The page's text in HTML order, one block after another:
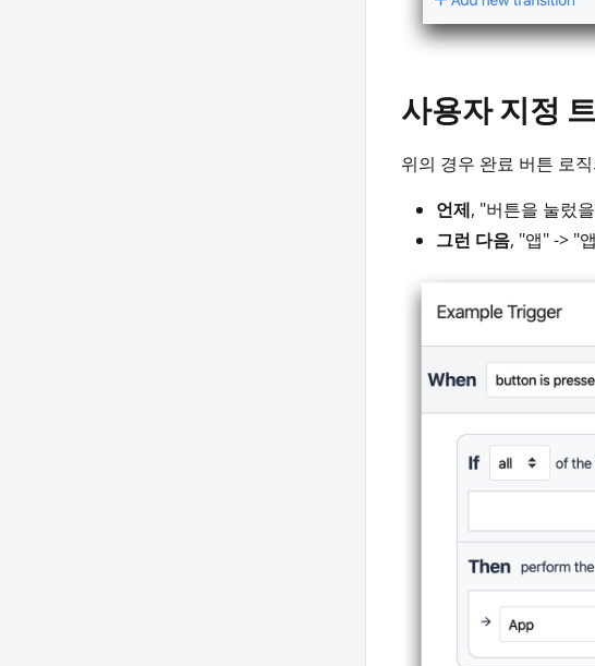
사용자 지정
위의 경우 완료 버튼 로
언제, "버튼을 눌렀을
그런 다음, "앱" -> "